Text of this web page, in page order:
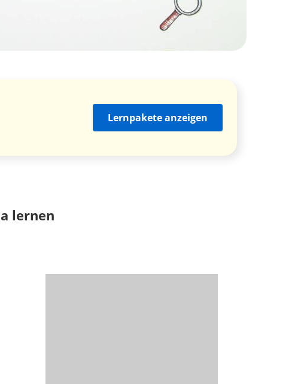
Lernpakete anzeigen
lernen